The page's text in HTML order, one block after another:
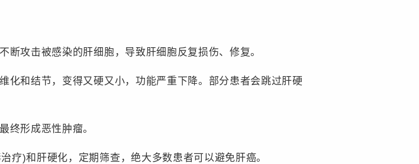
攻击被感染的肝细胞，导致肝细胞反复损伤、修复。
和结节，变得又硬又小，功能严重下降。部分患者会跳过肝硬
形成恶性肿瘤。
)和肝硬化，定期筛查，绝大多数患者可以避免肝癌。